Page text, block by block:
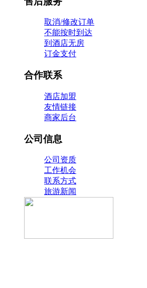
取消/修改订单
不能按时到达
到酒店无房
订金支付
合作联系
酒店加盟
友情链接
商家后台
公司信息
公司资质
工作机会
联系方式
旅游新闻